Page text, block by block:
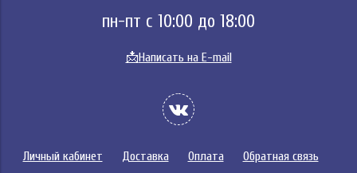
пн-пт с 10:00 до 18:00
📩Написать на E-mail
Личный кабинет Доставка Оплата
Обратная связь